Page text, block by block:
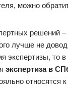
можно
решений
лучше не
экспертизы, то
экспертиза в
относятся